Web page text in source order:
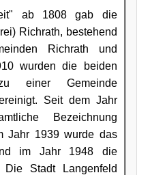
ab 1808 gab die
Richrath, bestehend
Richrath und
wurden die beiden
einer Gemeinde
Seit dem Jahr
Bezeichnung
Jahr 1939 wurde das
im Jahr 1948 die
Die Stadt Langenfeld